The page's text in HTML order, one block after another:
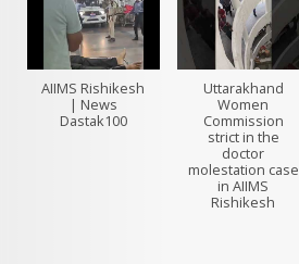
AIIMS Rishikesh
| News
Dastak100
Uttarakhand
Women
Commission
strict in the
doctor
molestation case
in AIIMS
Rishikesh